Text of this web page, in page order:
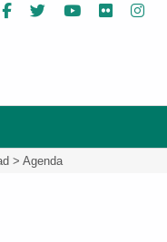
Facebook
Twitter YouTube
Flickr
> Agenda